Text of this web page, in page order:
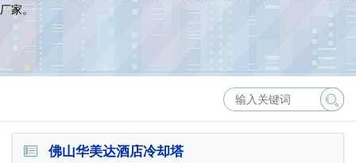
厂家。
佛山华美达酒店冷却塔